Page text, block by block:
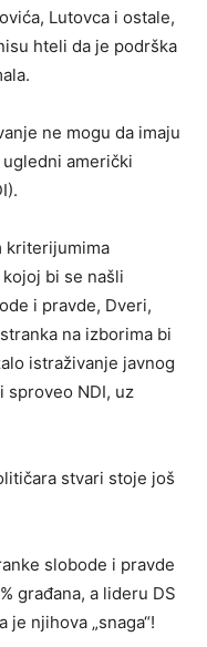
Lutovca i ostale,
hteli da je podrška
ne mogu da imaju
američki
kriterijumima
bi se našli
i pravde, Dveri,
na izborima bi
istraživanje javnog
sproveo NDI, uz
stvari stoje još
slobode i pravde
građana, a lideru DS
je njihova „snaga“!